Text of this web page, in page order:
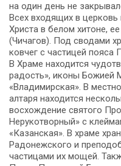
на один день не
Всех входящих в
Христа в белом хитоне,
(Чичагов). Под сводами
ковчег с частицей пояса
В Храме находится
радость», иконы Божией
«Владимирская». В
алтаря находится
восхождение святого
Нерукотворный» с
«Казанская». В храме
Радонежского и
частицами их мощей.